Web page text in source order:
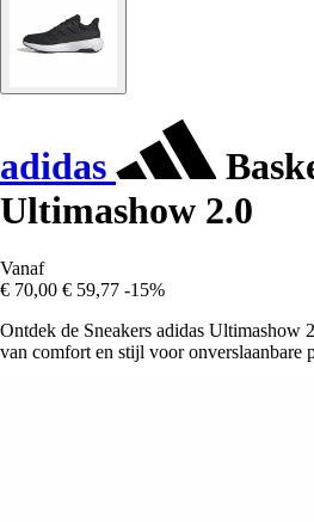
adidas
Ultimashow 2.0
Vanaf
€ 70,00 € 59,77 -15%
Ontdek de Sneakers adidas Ultimashow
van comfort en stijl voor onverslaanbare